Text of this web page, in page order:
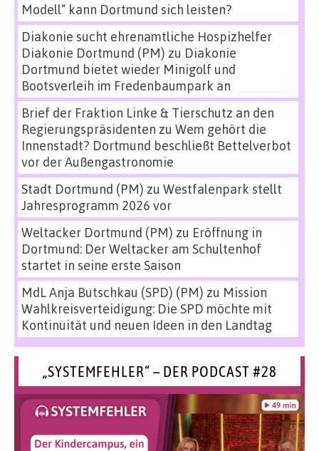
Modell“ kann Dortmund sich leisten?
Diakonie sucht ehrenamtliche Hospizhelfer
Diakonie Dortmund (PM) zu Diakonie
Dortmund bietet wieder Minigolf und
Bootsverleih im Fredenbaumpark an
Brief der Fraktion Linke & Tierschutz an den
Regierungspräsidenten zu Wem gehört die
Innenstadt? Dortmund beschließt Bettelverbot
vor der Außengastronomie
Stadt Dortmund (PM) zu Westfalenpark stellt
Jahresprogramm 2026 vor
Weltacker Dortmund (PM) zu Eröffnung in
Dortmund: Der Weltacker am Schultenhof
startet in seine erste Saison
MdL Anja Butschkau (SPD) (PM) zu Mission
Wahlkreisverteidigung: Die SPD möchte mit
Kontinuität und neuen Ideen in den Landtag
„SYSTEMFEHLER“ – DER PODCAST #28